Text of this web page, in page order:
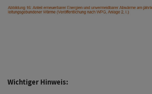
Wichtiger Hinweis: